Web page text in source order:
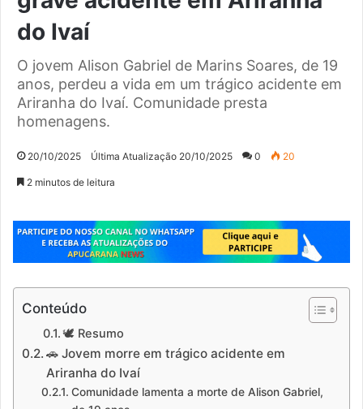
do Ivaí
O jovem Alison Gabriel de Marins Soares, de 19
anos, perdeu a vida em um trágico acidente em
Ariranha do Ivaí. Comunidade presta
homenagens.
20/10/2025 Última Atualização 20/10/2025 0 20
2 minutos de leitura
Conteúdo
🕊️ Resumo
🚗 Jovem morre em trágico acidente em
Ariranha do Ivaí
Comunidade lamenta a morte de Alison Gabriel,